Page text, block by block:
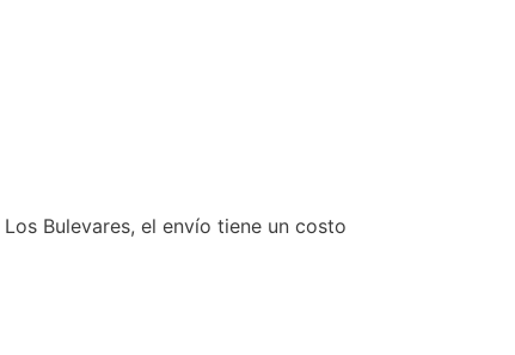
Bulevares, el envío tiene un costo